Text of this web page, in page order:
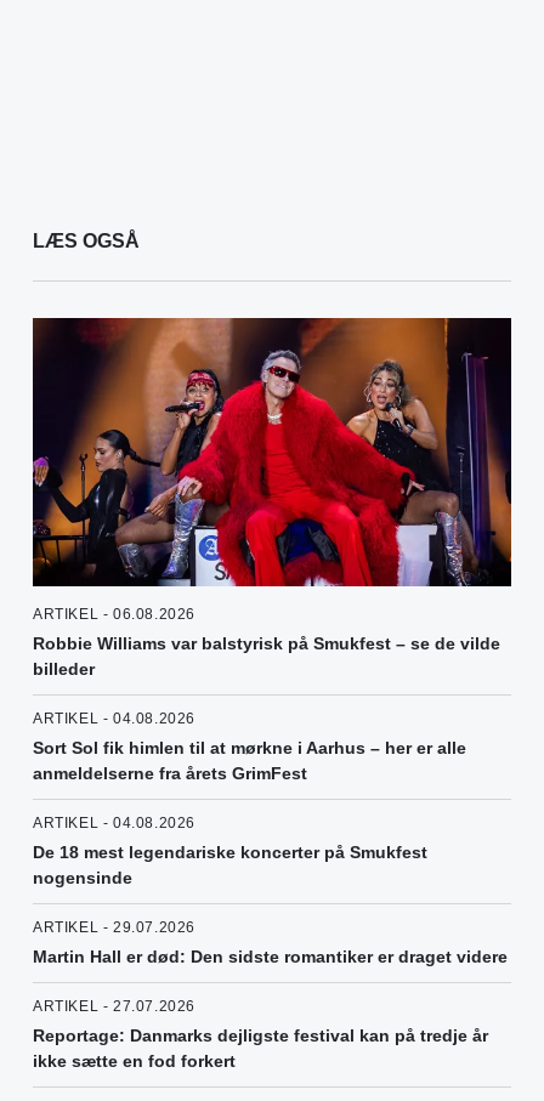
LÆS OGSÅ
ARTIKEL - 06.08.2026
Robbie Williams var balstyrisk på Smukfest – se de vilde
billeder
ARTIKEL - 04.08.2026
Sort Sol fik himlen til at mørkne i Aarhus – her er alle
anmeldelserne fra årets GrimFest
ARTIKEL - 04.08.2026
De 18 mest legendariske koncerter på Smukfest
nogensinde
ARTIKEL - 29.07.2026
Martin Hall er død: Den sidste romantiker er draget videre
ARTIKEL - 27.07.2026
Reportage: Danmarks dejligste festival kan på tredje år
ikke sætte en fod forkert